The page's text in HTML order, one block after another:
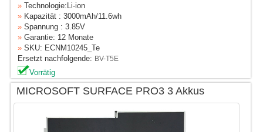
» Technologie:Li-ion
» Kapazität : 3000mAh/11.6wh
» Spannung : 3.85V
» Garantie: 12 Monate
» SKU: ECNM10245_Te
Ersetzt nachfolgende: BV-T5E
Vorrätig
MICROSOFT SURFACE PRO3 3 Akkus